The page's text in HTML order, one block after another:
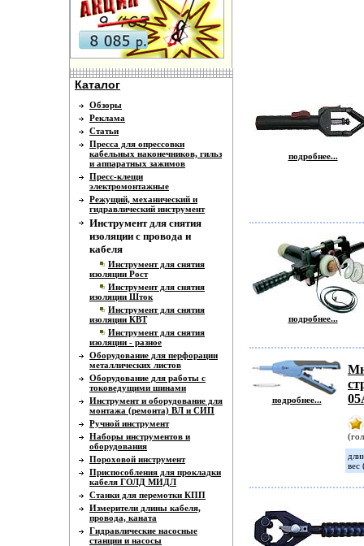
Каталог
Обзоры
Реклама
Статьи
Пресса для опрессовки
кабельных наконечников, гильз
и аппаратных зажимов
Пресс-клещи
электромонтажные
Режущий, механический и
гидравлический инструмент
Инструмент для снятия
изоляции с провода и
кабеля
Инструмент для снятия
изоляции Рост
Инструмент для снятия
изоляции Шток
Инструмент для снятия
изоляции КВТ
Инструмент для снятия
изоляции - разное
Оборудование для перфорации
металлических листов
Оборудование для работы с
токоведущими шинами
Инструмент и оборудование для
монтажа (ремонта) ВЛ и СИП
Ручной инструмент
Наборы инструментов и
оборудования
Пороховой инструмент
Приспособления для прокладки
кабеля ГОЛД МИДЛ
Станки для перемотки КПП
Измерители длины кабеля,
провода, каната
Гидравлические насосные
станции и насосы
подробнее...
подробнее...
подробнее...
вес